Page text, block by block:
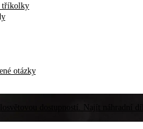
tříkolky
otázky
dostupností. Najít náhradní